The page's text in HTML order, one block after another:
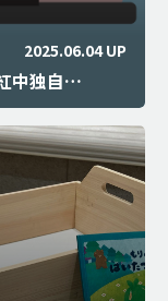
2025.06.04 UP
中独自…